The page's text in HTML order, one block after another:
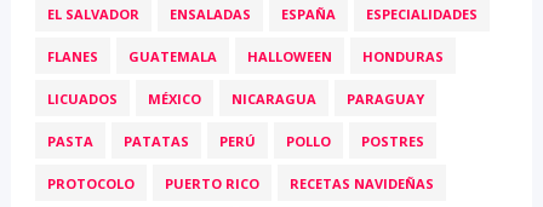
EL SALVADOR ENSALADAS ESPAÑA ESPECIALIDADES
FLANES GUATEMALA HALLOWEEN HONDURAS
LICUADOS MÉXICO NICARAGUA PARAGUAY
PASTA PATATAS PERÚ POLLO POSTRES
PROTOCOLO PUERTO RICO RECETAS NAVIDEÑAS